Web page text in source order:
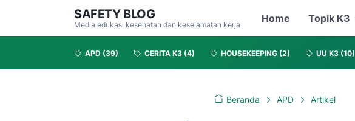
SAFETY BLOG
Media edukasi kesehatan dan keselamatan kerja
Home Topik K3
APD (39) CERITA K3 (4) HOUSEKEEPING (2) UU K3 (10)
Beranda APD Artikel